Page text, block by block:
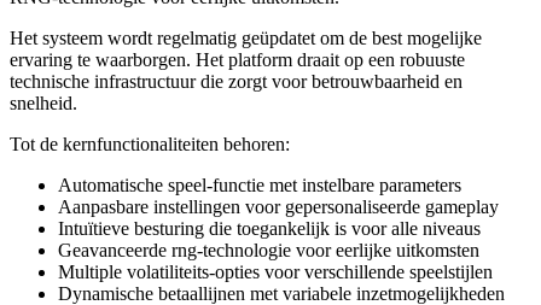
Het systeem wordt regelmatig geüpdatet om de best mogelijke
ervaring te waarborgen. Het platform draait op een robuuste
technische infrastructuur die zorgt voor betrouwbaarheid en
snelheid.
Tot de kernfunctionaliteiten behoren:
Automatische speel-functie met instelbare parameters
Aanpasbare instellingen voor gepersonaliseerde gameplay
Intuïtieve besturing die toegankelijk is voor alle niveaus
Geavanceerde rng-technologie voor eerlijke uitkomsten
Multiple volatiliteits-opties voor verschillende speelstijlen
Dynamische betaallijnen met variabele inzetmogelijkheden